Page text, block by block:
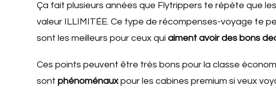
Ça fait plusieurs années que Flytrippers te répète que
valeur ILLIMITÉE. Ce type de récompenses-voyage te
sont les meilleurs pour ceux qui aiment avoir des bons
Ces points peuvent être très bons pour la classe
sont phénoménauxpour les cabines premium si veux